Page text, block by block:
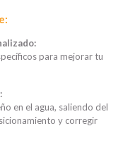
para mejorar tu
en el agua, saliendo del
y corregir